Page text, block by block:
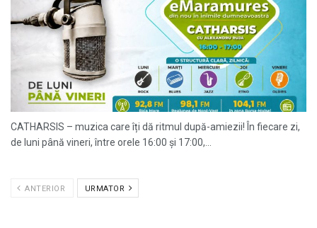
CATHARSIS – muzica care îți dă ritmul după-amiezii! În fiecare zi,
de luni până vineri, între orele 16:00 și 17:00,...
ANTERIOR URMATOR